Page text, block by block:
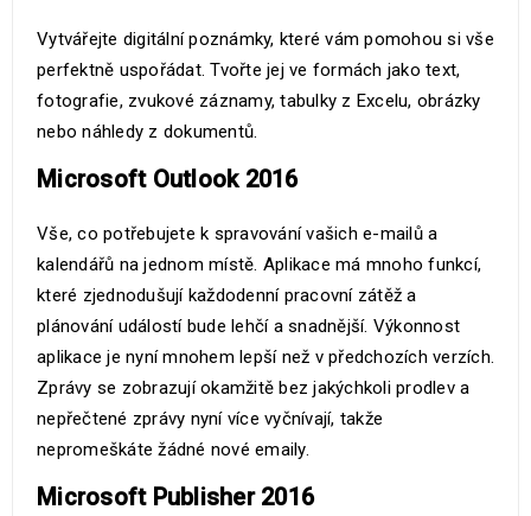
Vytvářejte digitální poznámky, které vám pomohou si vše
perfektně uspořádat. Tvořte jej ve formách jako text,
fotografie, zvukové záznamy, tabulky z Excelu, obrázky
nebo náhledy z dokumentů.
Microsoft Outlook 2016
Vše, co potřebujete k spravování vašich e-mailů a
kalendářů na jednom místě. Aplikace má mnoho funkcí,
které zjednodušují každodenní pracovní zátěž a
plánování událostí bude lehčí a snadnější. Výkonnost
aplikace je nyní mnohem lepší než v předchozích verzích.
Zprávy se zobrazují okamžitě bez jakýchkoli prodlev a
nepřečtené zprávy nyní více vyčnívají, takže
nepromeškáte žádné nové emaily.
Microsoft Publisher 2016